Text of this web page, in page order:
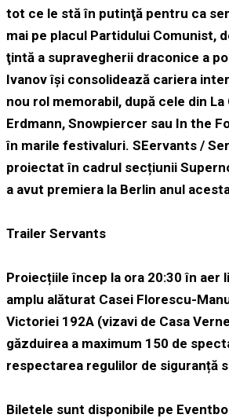
tot ce le stă în putinţă pentru ca
mai pe placul Partidului Comunist,
ţintă a supravegherii draconice a
Ivanov își consolidează cariera
nou rol memorabil, după cele din La
Erdmann, Snowpiercer sau In the
în marile festivaluri. SEervants /
proiectat în cadrul secțiunii
a avut premiera la Berlin anul
Trailer Servants
Proiecțiile încep la ora 20:30 în aer
amplu alăturat Casei Florescu-
Victoriei 192A (vizavi de Casa
găzduirea a maximum 150 de
respectarea regulilor de siguranță
Biletele sunt disponibile pe